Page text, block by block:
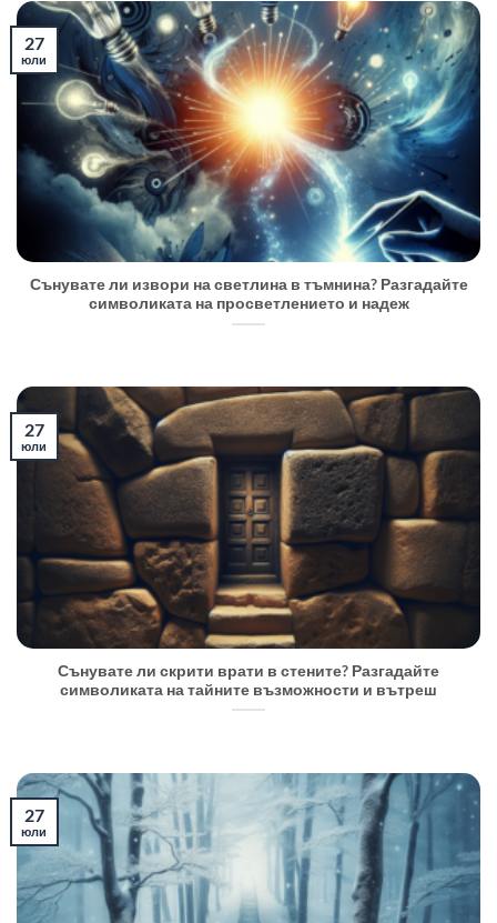
Сънувате ли извори на светлина в тъмнина? Разгадайте
символиката на просветлението и надеж
27
юли
Сънувате ли скрити врати в стените? Разгадайте
символиката на тайните възможности и вътреш
27
юли
27
юли